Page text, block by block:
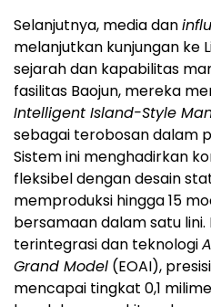
Selanjutnya, media dan
melanjutkan kunjungan ke
sejarah dan kapabilitas
fasilitas Baojun, mereka
Intelligent Island-Style
sebagai terobosan dalam
Sistem ini menghadirkan
fleksibel dengan desain
memproduksi hingga 15
bersamaan dalam satu
terintegrasi dan teknologi
Grand Model (EOAI),
mencapai tingkat 0,1